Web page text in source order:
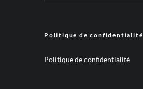
Politique de confidentialité
Politique de confidentialité